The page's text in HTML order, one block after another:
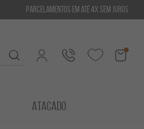
Parcelamentos em até 4x sem juros
(43)
ATACADO